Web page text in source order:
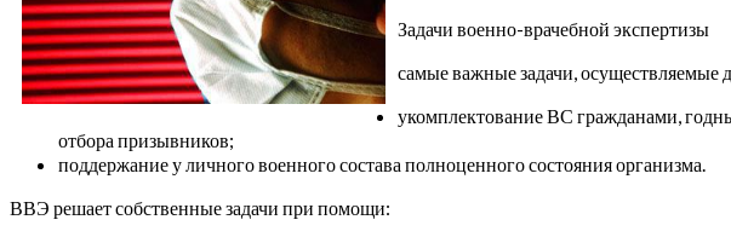
Задачи военно-врачебной экспертизы
самые важные задачи, осуществляемые
укомплектование ВС гражданами,
отбора призывников;
поддержание у личного военного состава полноценного состояния организма.
ВВЭ решает собственные задачи при помощи: